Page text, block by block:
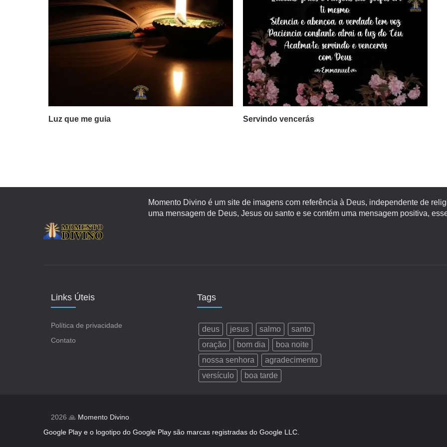
Luz que me guia Servindo vencerás
Momento Divino é um site de imagens com referência à Deus, independente de
uma mensagem de Deus, Jesus ou santo e se contém uma mensagem positiva,
Links Úteis
Política de privacidade
Contato
Tags
deus jesus salmo
santo
oração
bom dia
boa noite
nossa senhora
agradecimento
versículo
boa tarde
2026 🙏 Momento Divino
Google Play e o logotipo do Google Play são marcas registradas do Google LLC.